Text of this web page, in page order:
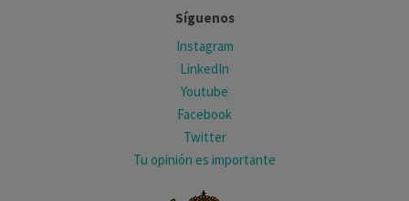
Síguenos
Instagram
LinkedIn
Youtube
Facebook
Twitter
Tu opinión es importante